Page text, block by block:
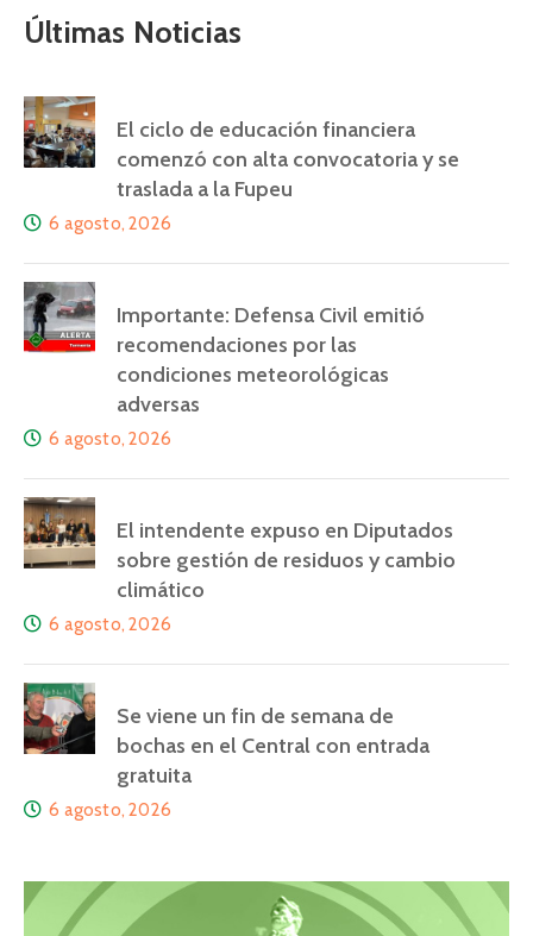
Últimas Noticias
El ciclo de educación financiera
comenzó con alta convocatoria y se
traslada a la Fupeu
6 agosto, 2026
Importante: Defensa Civil emitió
recomendaciones por las
condiciones meteorológicas
adversas
6 agosto, 2026
El intendente expuso en Diputados
sobre gestión de residuos y cambio
climático
6 agosto, 2026
Se viene un fin de semana de
bochas en el Central con entrada
gratuita
6 agosto, 2026